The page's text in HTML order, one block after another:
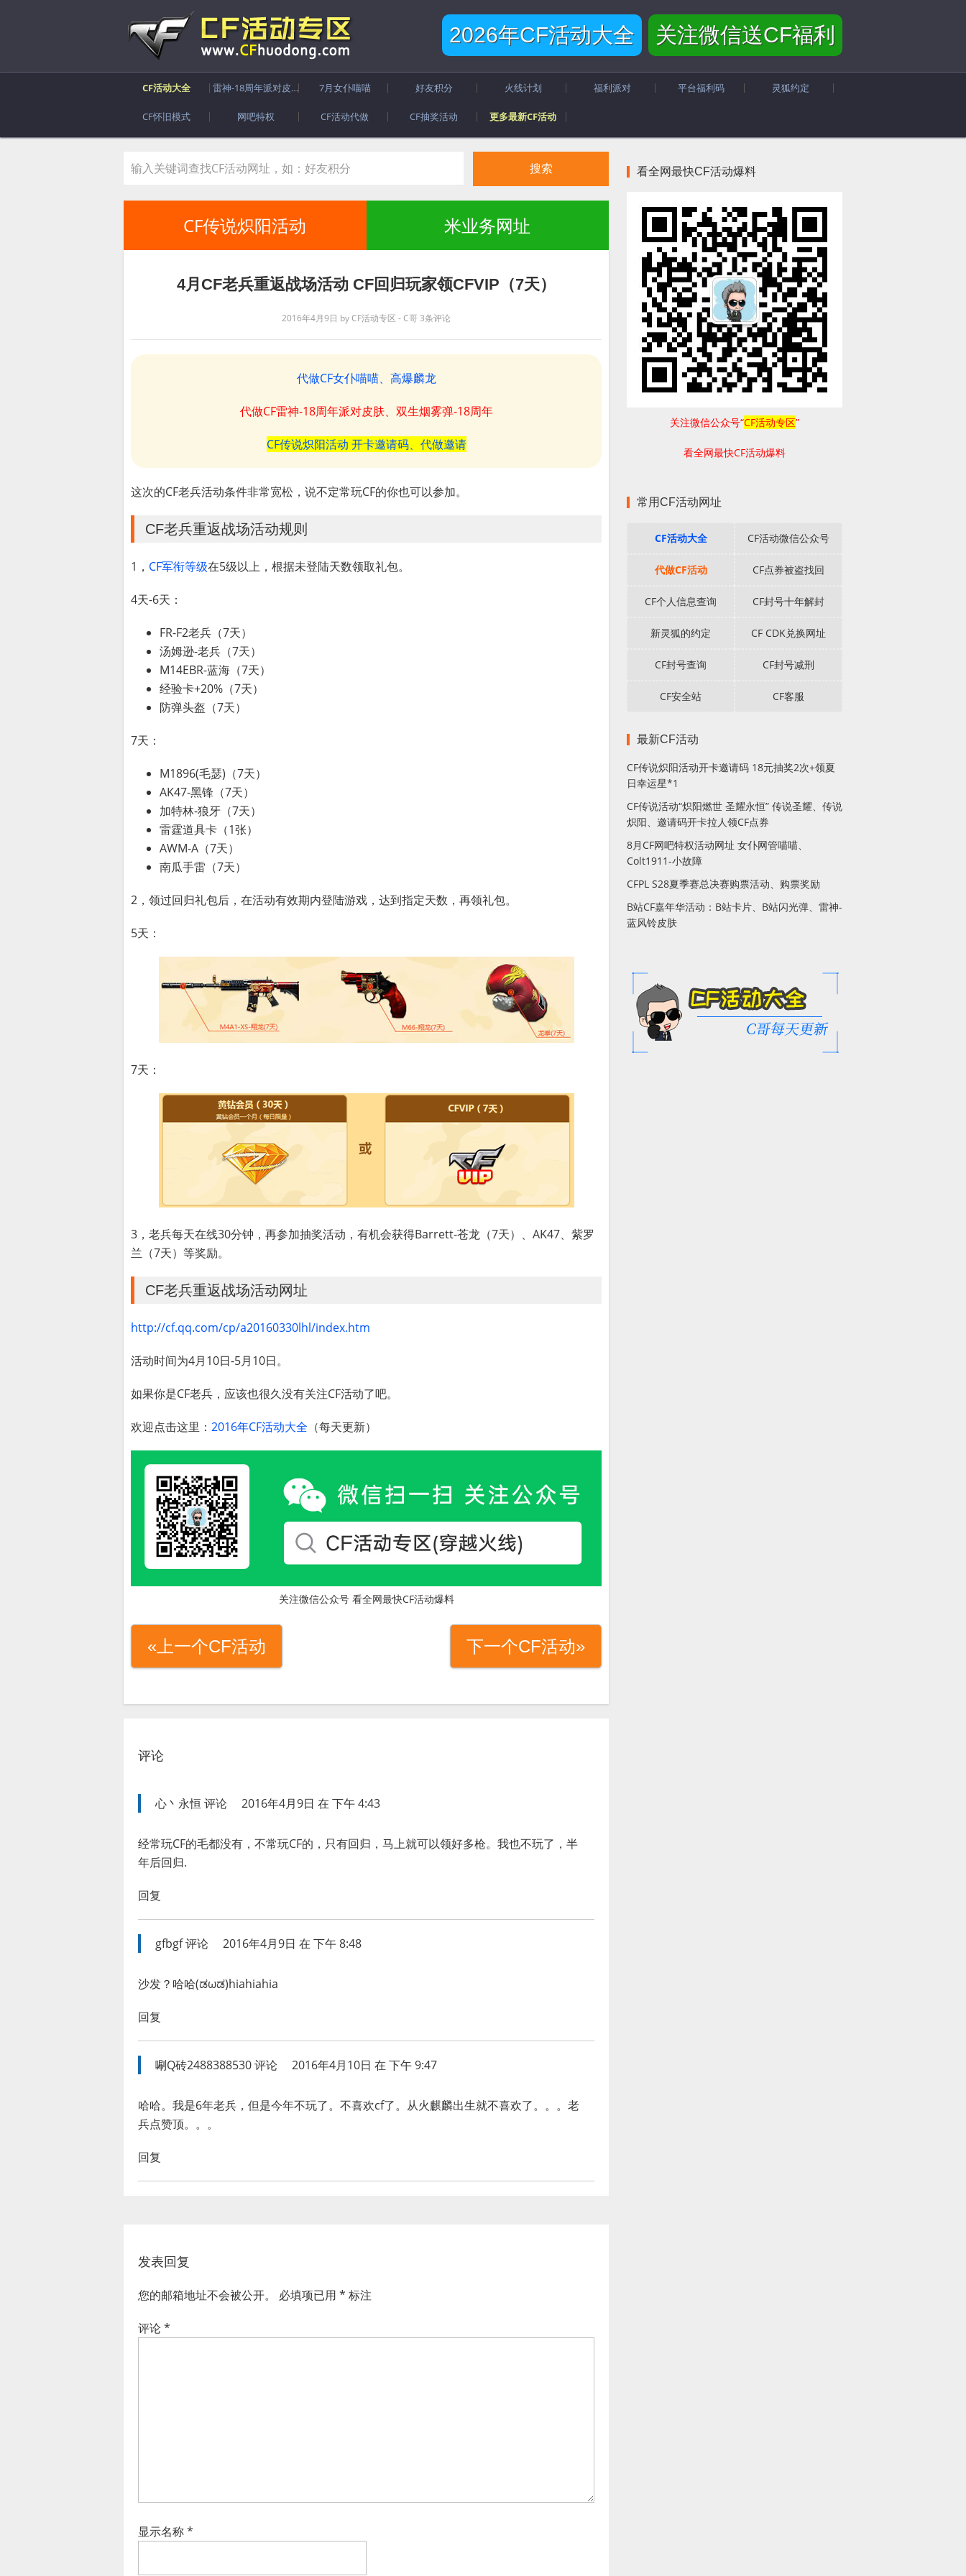
2026年CF活动大全 关注微信送CF福利
CF活动大全 雷神-18周年派对皮肤 7月女仆喵喵 好友积分 火线计划 福利派对 平台福利码 灵狐约定
CF怀旧模式 网吧特权 CF活动代做 CF抽奖活动 更多最新CF活动
CF传说炽阳活动 米业务网址
4月CF老兵重返战场活动 CF回归玩家领CFVIP（7天）
2016年4月9日 byCF活动专区 - C哥3条评论
代做CF女仆喵喵、高爆麟龙
代做CF雷神-18周年派对皮肤、双生烟雾弹-18周年
CF传说炽阳活动 开卡邀请码、代做邀请
这次的CF老兵活动条件非常宽松，说不定常玩CF的你也可以参加。
CF老兵重返战场活动规则
1， CF军衔等级在5级以上，根据未登陆天数领取礼包。
4天-6天：
FR-F2老兵（7天）
汤姆逊-老兵（7天）
M14EBR-蓝海（7天）
经验卡+20%（7天）
防弹头盔（7天）
7天：
M1896(毛瑟)（7天）
AK47-黑锋（7天）
加特林-狼牙（7天）
雷霆道具卡（1张）
AWM-A（7天）
南瓜手雷（7天）
2，领过回归礼包后，在活动有效期内登陆游戏，达到指定天数，再领礼包。
5天：
7天：
3，老兵每天在线30分钟，再参加抽奖活动，有机会获得Barrett-苍龙（7天）、AK47、紫罗
兰（7天）等奖励。
CF老兵重返战场活动网址
http://cf.qq.com/cp/a20160330lhl/index.htm
活动时间为4月10日-5月10日。
如果你是CF老兵，应该也很久没有关注CF活动了吧。
欢迎点击这里： 2016年CF活动大全 （每天更新）
关注微信公众号 看全网最快CF活动爆料
«上一个CF活动 下一个CF活动»
评论
心丶永恒 评论 2016年4月9日 在 下午 4:43
经常玩CF的毛都没有，不常玩CF的，只有回归，马上就可以领好多枪。我也不玩了，半
年后回归.
回复
gfbgf评论 2016年4月9日 在 下午 8:48
沙发？哈哈(ಡωಡ)hiahiahia
回复
唰Q砖2488388530评论 2016年4月10日 在 下午 9:47
哈哈。我是6年老兵，但是今年不玩了。不喜欢cf了。从火麒麟出生就不喜欢了。。。老
兵点赞顶。。。
回复
发表回复
您的邮箱地址不会被公开。 必填项已用 * 标注
评论*
显示名称*
看全网最快CF活动爆料
关注微信公众号“CF活动专区”
看全网最快CF活动爆料
常用CF活动网址
CF活动大全 CF活动微信公众号
代做CF活动 CF点券被盗找回
CF个人信息查询 CF封号十年解封
新灵狐的约定 CF CDK兑换网址
CF封号查询 CF封号减刑
CF安全站 CF客服
最新CF活动
CF传说炽阳活动开卡邀请码 18元抽奖2次+领夏
日幸运星*1
CF传说活动“炽阳燃世 圣耀永恒” 传说圣耀、传说
炽阳、邀请码开卡拉人领CF点券
8月CF网吧特权活动网址 女仆网管喵喵、
Colt1911-小故障
CFPL S28夏季赛总决赛购票活动、购票奖励
B站CF嘉年华活动：B站卡片、B站闪光弹、雷神-
蓝风铃皮肤